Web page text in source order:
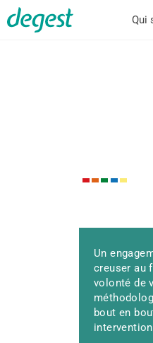
Qui
Un
creuser au
volonté de
bout en